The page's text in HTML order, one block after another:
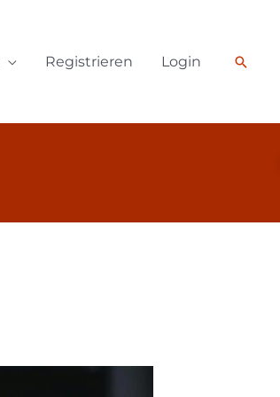
Registrieren Login